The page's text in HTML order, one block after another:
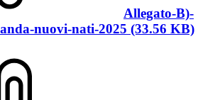
Allegato-B)-
nuovi-nati-2025 (33.56 KB)